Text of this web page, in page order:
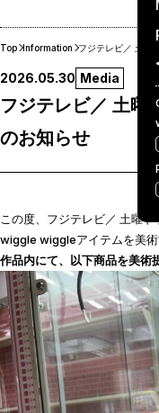
Top Information フジテレビ／ 土曜
2026.05.30 Media
フジテレビ／ 土曜
のお知らせ
この度、フジテレビ／ 土曜
wiggle wiggleアイテムを美術
作品内にて、以下商品を美術